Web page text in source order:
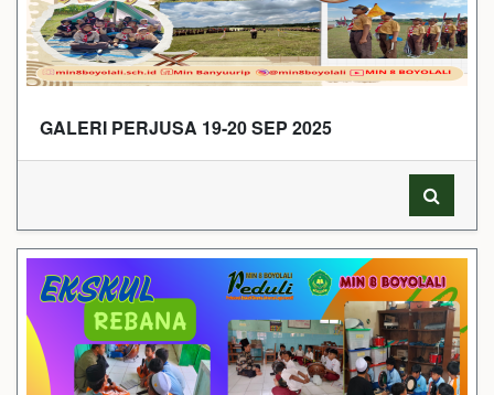
GALERI PERJUSA 19-20 SEP 2025